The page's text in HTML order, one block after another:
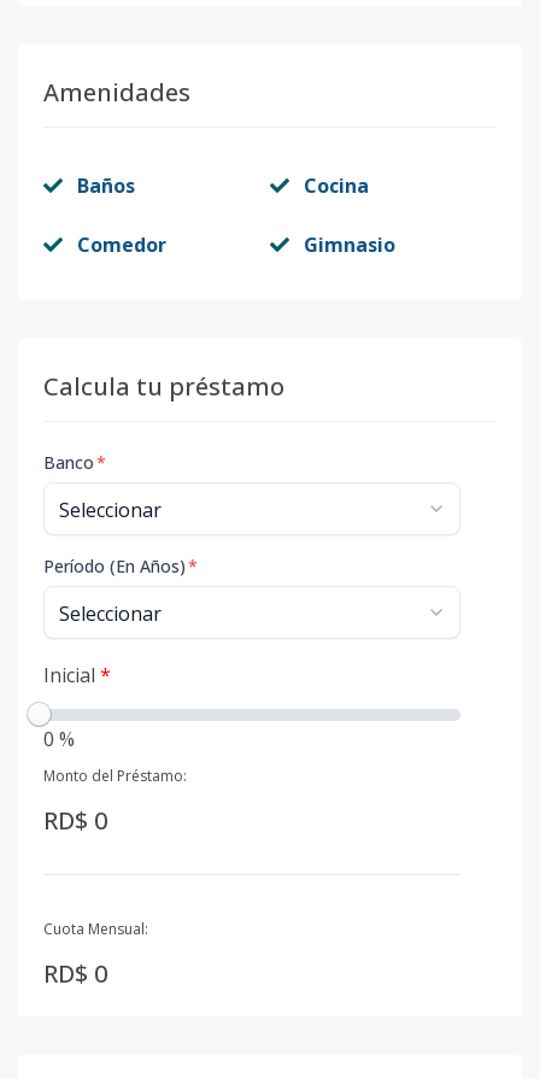
Amenidades
Baños Cocina
Comedor Gimnasio
Calcula tu préstamo
Banco*
Período (En Años)*
Inicial *
0 %
Monto del Préstamo:
RD$ 0
Cuota Mensual:
RD$ 0